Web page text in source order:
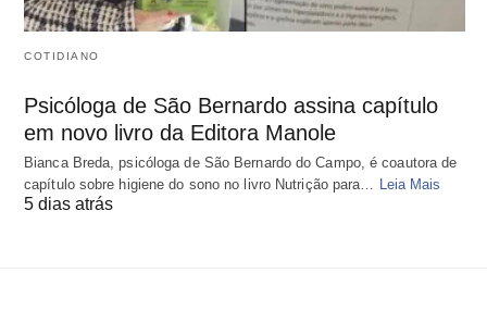
COTIDIANO
Psicóloga de São Bernardo assina capítulo
em novo livro da Editora Manole
Bianca Breda, psicóloga de São Bernardo do Campo, é coautora de
capítulo sobre higiene do sono no livro Nutrição para…
Leia Mais
5 dias atrás